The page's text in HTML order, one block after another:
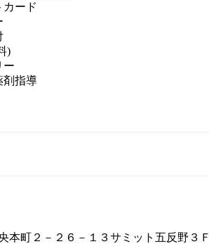
カード
)
ー
剤指導
本町２－２６－１３サミット五反野３Ｆ